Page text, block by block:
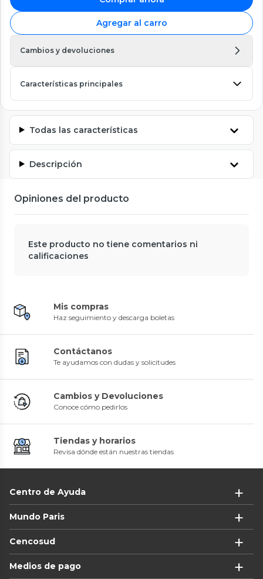
Agregar al carro
Cambios y devoluciones
Características principales
Todas las características
Descripción
Opiniones del producto
Este producto no tiene comentarios ni
calificaciones
Mis compras
Haz seguimiento y descarga boletas
Contáctanos
Te ayudamos con dudas y solicitudes
Cambios y Devoluciones
Conoce cómo pedirlos
Tiendas y horarios
Revisa dónde están nuestras tiendas
Centro de Ayuda
Mundo Paris
Cencosud
Medios de pago